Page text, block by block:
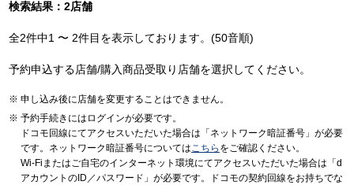
検索結果：2店舗
全2件中1 〜 2件目を表示しております。(50音順)
予約申込する店舗/購入商品受取り店舗を選択してください。
申し込み後に店舗を変更することはできません。
予約手続きにはログインが必要です。
ドコモ回線にてアクセスいただいた場合は「ネットワーク暗証番号」が必要
です。ネットワーク暗証番号についてはこちら をご確認ください。
Wi-Fiまたはご自宅のインターネット環境にてアクセスいただいた場合は「d
アカウントのID／パスワード」が必要です。ドコモの契約回線をお持ちでな